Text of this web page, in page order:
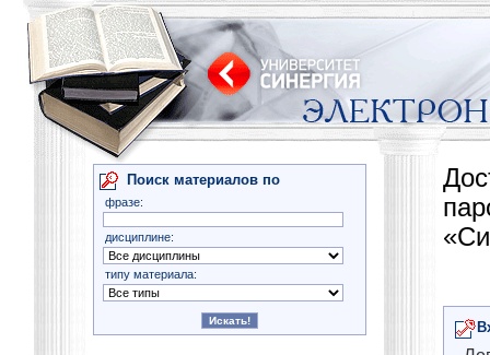
Поиск материалов по
фразе:
дисциплине:
типу материала: